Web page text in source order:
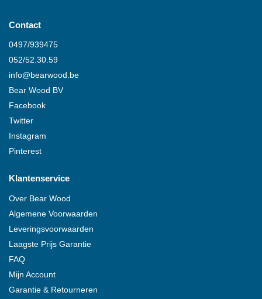
Contact
0497/939475
052/52.30.59
info@bearwood.be
Bear Wood BV
Facebook
Twitter
Instagram
Pinterest
Klantenservice
Over Bear Wood
Algemene Voorwaarden
Leveringsvoorwaarden
Laagste Prijs Garantie
FAQ
Mijn Account
Garantie & Retourneren